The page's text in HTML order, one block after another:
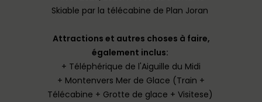
Skiable par la télécabine de Plan Joran
Attractions et autres choses à faire,
également inclus:
+ Téléphérique de l'Aiguille du Midi
+ Montenvers Mer de Glace (Train +
Télécabine + Grotte de glace + Visitese)